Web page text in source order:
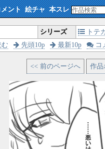
ント 絵チャ 本スレ
シリーズ トテ
先頭10p 最新10p コ
<< 前のページへ 作品